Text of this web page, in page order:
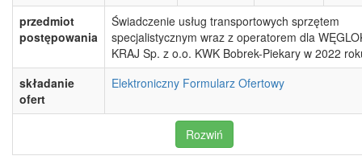
przedmiot
postępowania
Świadczenie usług transportowych sprzętem
specjalistycznym wraz z operatorem dla
KRAJ Sp. z o.o. KWK Bobrek-Piekary w 2022
składanie
ofert
Elektroniczny Formularz Ofertowy
Rozwiń